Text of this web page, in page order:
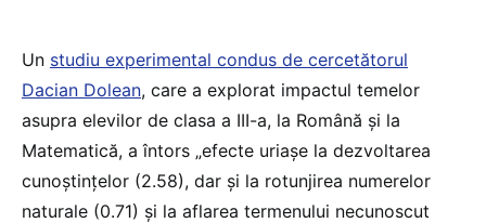
Un studiu experimental condus de cercetătorul
Dacian Dolean, care a explorat impactul temelor
asupra elevilor de clasa a III-a, la Română și la
Matematică, a întors „efecte uriașe la dezvoltarea
cunoștințelor (2.58), dar și la rotunjirea numerelor
naturale (0.71) și la aflarea termenului necunoscut